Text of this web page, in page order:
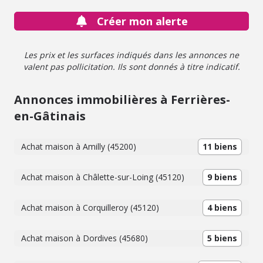
collège et commerces de commune. - Classe énergie : F -
Classe climat : C - Logement à consommation
énergétique excessive => au 1/01/2028 si vente ou
entre A et E - Montant estimé des dépenses annuelles
d'énergie pour un usage standard : 1980 à 2720 € (base
Hon. Négo TTC charge acq. Prix Hors Hon. Négo :125
000,00 € - Réf : 065/1214 " Les informations sur les
risques auxquels ce bien est exposé sont disponibles sur
Créer mon alerte
Les prix et les surfaces indiqués dans les annonces ne
valent pas pollicitation. Ils sont donnés à titre indicatif.
Annonces immobilières à Ferrières-
en-Gâtinais
Achat maison à Amilly (45200) 11 biens
Achat maison à Châlette-sur-Loing (45120) 9 biens
Achat maison à Corquilleroy (45120) 4 biens
Achat maison à Dordives (45680) 5 biens